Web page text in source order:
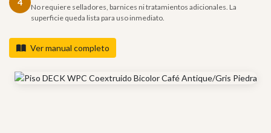
4
No requiere selladores, barnices ni tratamientos adicionales. La
superficie queda lista para uso inmediato.
Ver manual completo